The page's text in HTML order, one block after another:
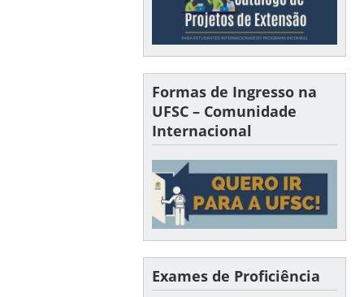
Formas de Ingresso na
UFSC – Comunidade
Internacional
Exames de Proficiência